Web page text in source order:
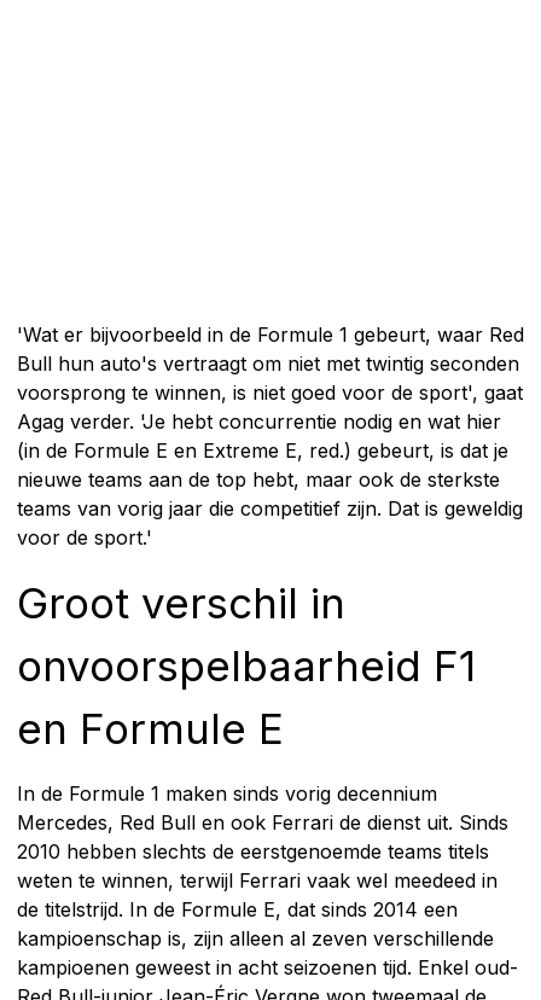
'Wat er bijvoorbeeld in de Formule 1 gebeurt, waar Red
Bull hun auto's vertraagt ​​om niet met twintig seconden
voorsprong te winnen, is niet goed voor de sport', gaat
Agag verder. 'Je hebt concurrentie nodig en wat hier
(in de Formule E en Extreme E, red.) gebeurt, is dat je
nieuwe teams aan de top hebt, maar ook de sterkste
teams van vorig jaar die competitief zijn. Dat is geweldig
voor de sport.'
Groot verschil in
onvoorspelbaarheid F1
en Formule E
In de Formule 1 maken sinds vorig decennium
Mercedes, Red Bull en ook Ferrari de dienst uit. Sinds
2010 hebben slechts de eerstgenoemde teams titels
weten te winnen, terwijl Ferrari vaak wel meedeed in
de titelstrijd. In de Formule E, dat sinds 2014 een
kampioenschap is, zijn alleen al zeven verschillende
kampioenen geweest in acht seizoenen tijd. Enkel oud-